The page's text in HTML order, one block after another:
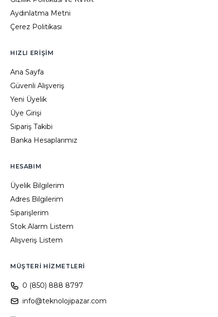
Aydınlatma Metni
Çerez Politikası
HIZLI ERIŞIM
Ana Sayfa
Güvenli Alışveriş
Yeni Üyelik
Üye Girişi
Sipariş Takibi
Banka Hesaplarımız
HESABIM
Üyelik Bilgilerim
Adres Bilgilerim
Siparişlerim
Stok Alarm Listem
Alışveriş Listem
MÜŞTERI HIZMETLERI
0 (850) 888 8797
info@teknolojipazar.com